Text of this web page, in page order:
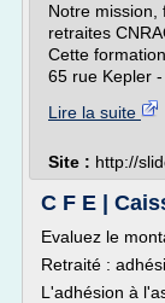
Notre mission,
retraites
Cette
65 rue Kepler -
Lire la suite
Site : http://
C F E |
Evaluez le
Retraité :
L'adhésion à